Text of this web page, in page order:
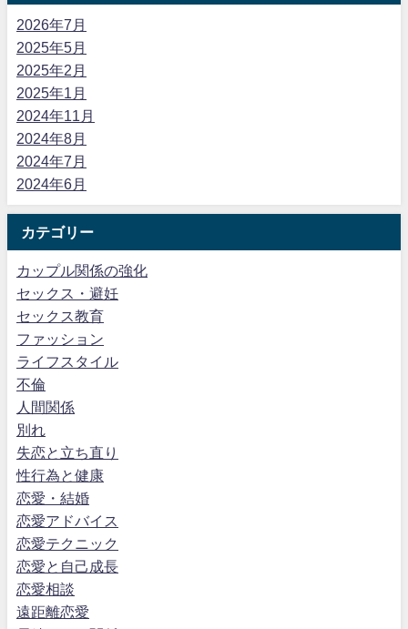
2026年7月
2025年5月
2025年2月
2025年1月
2024年11月
2024年8月
2024年7月
2024年6月
カテゴリー
カップル関係の強化
セックス・避妊
セックス教育
ファッション
ライフスタイル
不倫
人間関係
別れ
失恋と立ち直り
性行為と健康
恋愛・結婚
恋愛アドバイス
恋愛テクニック
恋愛と自己成長
恋愛相談
遠距離恋愛